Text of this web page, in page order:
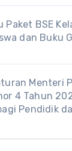
Paket BSE
dan Buku
Menteri
4 Tahun
Pendidik